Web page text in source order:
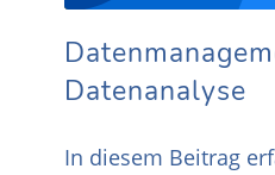
Datenanalyse
In diesem Beitrag